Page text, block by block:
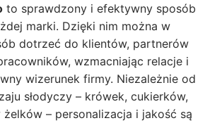
to sprawdzony i efektywny sposób
marki. Dzięki nim można w
dotrzeć do klientów, partnerów
wzmacniając relacje i
wizerunek firmy. Niezależnie od
słodyczy – krówek, cukierków,
– personalizacja i jakość są